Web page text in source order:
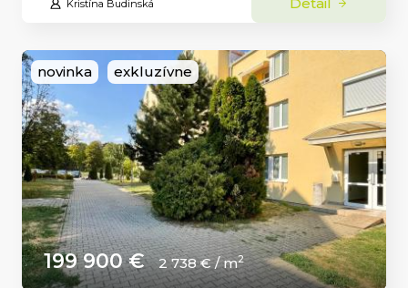
Kristína Budinská
novinka exkluzívne
199 900 € 2 738 € / m2